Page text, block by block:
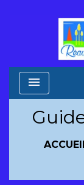
menu